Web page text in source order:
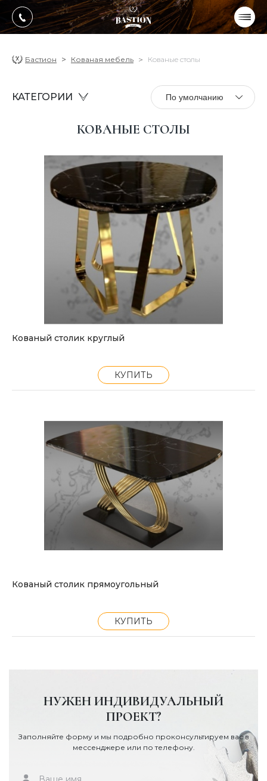
ПРОДУКЦИЯ
УСЛУГИ
Портфолио работ
Блог
Контакти
Бастион Кованая мебель Кованые столы
КАТЕГОРИИ
КОВАНЫЕ СТОЛЫ
По умолчанию
Кованый столик круглый
КУПИТЬ
Кованый столик прямоугольный
КУПИТЬ
НУЖЕН ИНДИВИДУАЛЬНЫЙ
ПРОЕКТ?
Заполняйте форму и мы подробно проконсультируем вас в
мессенджере или по телефону.